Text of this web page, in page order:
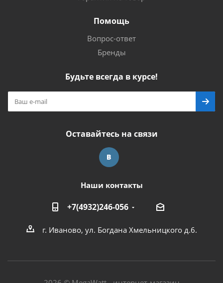
Помощь
Вопрос-ответ
Бренды
Будьте всегда в курсе!
Оставайтесь на связи
Наши контакты
+7(4932)246-056
г. Иваново, ул. Богдана Хмельницкого д.6.